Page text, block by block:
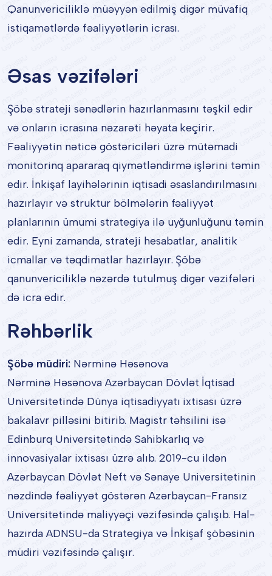
Qanunvericiliklə müəyyən edilmiş digər müvafiq
istiqamətlərdə fəaliyyətlərin icrası.
Əsas vəzifələri
Şöbə strateji sənədlərin hazırlanmasını təşkil edir
və onların icrasına nəzarəti həyata keçirir.
Fəaliyyətin nəticə göstəriciləri üzrə mütəmadi
monitorinq apararaq qiymətləndirmə işlərini təmin
edir. İnkişaf layihələrinin iqtisadi əsaslandırılmasını
hazırlayır və struktur bölmələrin fəaliyyət
planlarının ümumi strategiya ilə uyğunluğunu təmin
edir. Eyni zamanda, strateji hesabatlar, analitik
icmallar və təqdimatlar hazırlayır. Şöbə
qanunvericiliklə nəzərdə tutulmuş digər vəzifələri
də icra edir.
Rəhbərlik
Şöbə müdiri:Nərminə Həsənova
Nərminə Həsənova Azərbaycan Dövlət İqtisad
Universitetində Dünya iqtisadiyyatı ixtisası üzrə
bakalavr pilləsini bitirib. Magistr təhsilini isə
Edinburq Universitetində Sahibkarlıq və
innovasiyalar ixtisası üzrə alıb. 2019-cu ildən
Azərbaycan Dövlət Neft və Sənaye Universitetinin
nəzdində fəaliyyət göstərən Azərbaycan-Fransız
Universitetində maliyyəçi vəzifəsində çalışıb. Hal-
hazırda ADNSU-da Strategiya və İnkişaf şöbəsinin
müdiri vəzifəsində çalışır.